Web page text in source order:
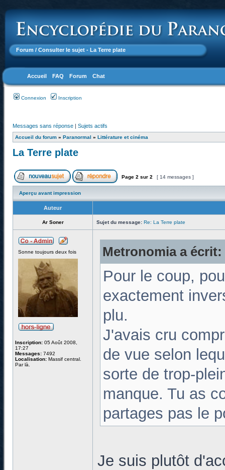
Forum / Consulter le sujet - La Terre plate
Accueil FAQ Forum Chat
Connexion Inscription
Messages sans réponse | Sujets actifs
Accueil du forum » Paranormal » Littérature et cinéma
La Terre plate
Page 2 sur 2 [ 14 messages ]
Aperçu avant impression
Auteur
Ar Soner Sujet du message: Re: La Terre plate
Sonne toujours deux fois
Inscription: 05 Août 2008,
17:27
Messages: 7492
Localisation: Massif central.
Par là.
Metronomia a écrit:
Pour le coup,
exactement
plu.
J'avais cru
de vue selon
sorte de trop-
manque. Tu as
partages pas le
Je suis plutôt